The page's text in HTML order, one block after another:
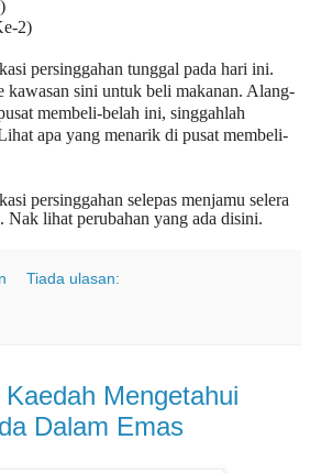
2)
persinggahan tunggal pada hari ini.
kawasan sini untuk beli makanan. Alang-
membeli-belah ini, singgahlah
apa yang menarik di pusat membeli-
persinggahan selepas menjamu selera
. Nak lihat perubahan yang ada disini.
Tiada ulasan:
Mengetahui
Dalam Emas